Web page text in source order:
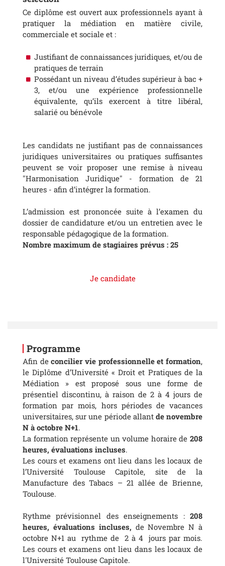
Ce diplôme est ouvert aux professionnels ayant à
pratiquer la médiation en matière civile,
commerciale et sociale et :
Justifiant de connaissances juridiques, et/ou de
pratiques de terrain
Possédant un niveau d’études supérieur à bac +
3, et/ou une expérience professionnelle
équivalente, qu’ils exercent à titre libéral,
salarié ou bénévole
Les candidats ne justifiant pas de connaissances
juridiques universitaires ou pratiques suffisantes
peuvent se voir proposer une remise à niveau
"Harmonisation Juridique" - formation de 21
heures - afin d’intégrer la formation.
L’admission est prononcée suite à l’examen du
dossier de candidature et/ou un entretien avec le
responsable pédagogique de la formation.
Nombre maximum de stagiaires prévus : 25
Je candidate
Programme
Afin deconcilier vie professionnelle et formation,
le Diplôme d’Université « Droit et Pratiques de la
Médiation » est proposé sous une forme de
présentiel discontinu, à raison de 2 à 4 jours de
formation par mois, hors périodes de vacances
universitaires, sur une période allant de novembre
N à octobre N+1.
La formation représente un volume horaire de 208
heures, évaluations incluses.
Les cours et examens ont lieu dans les locaux de
l’Université Toulouse Capitole, site de la
Manufacture des Tabacs – 21 allée de Brienne,
Toulouse.
Rythme prévisionnel des enseignements : 208
heures, évaluations incluses, de Novembre N à
octobre N+1 au rythme de 2 à 4 jours par mois.
Les cours et examens ont lieu dans les locaux de
l'Université Toulouse Capitole.